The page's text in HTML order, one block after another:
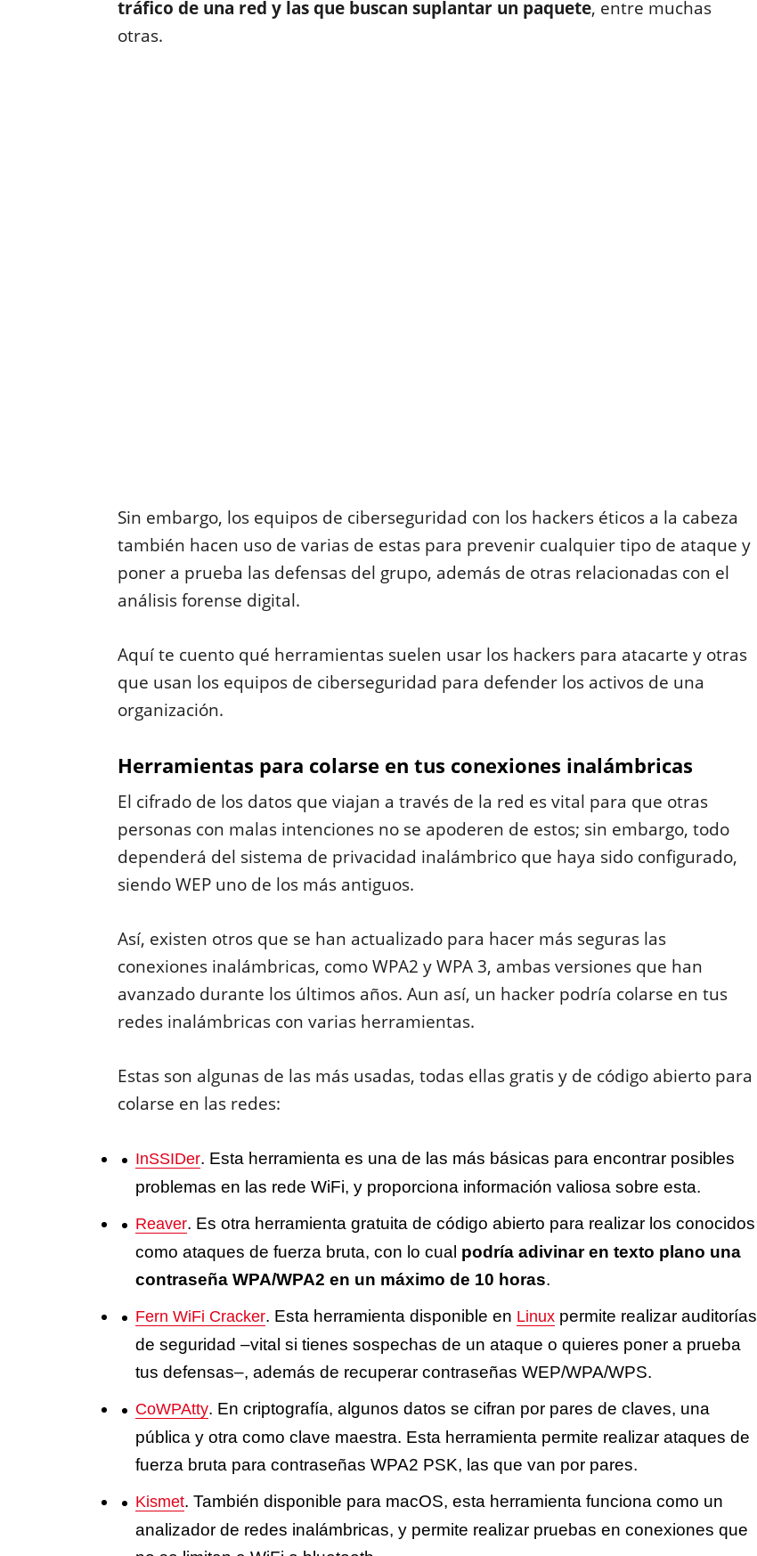
tráfico de una red y las que buscan suplantar un paquete, entre muchas
otras.
Sin embargo, los equipos de ciberseguridad con los hackers éticos a la cabeza
también hacen uso de varias de estas para prevenir cualquier tipo de ataque y
poner a prueba las defensas del grupo, además de otras relacionadas con el
análisis forense digital.
Aquí te cuento qué herramientas suelen usar los hackers para atacarte y otras
que usan los equipos de ciberseguridad para defender los activos de una
organización.
Herramientas para colarse en tus conexiones inalámbricas
El cifrado de los datos que viajan a través de la red es vital para que otras
personas con malas intenciones no se apoderen de estos; sin embargo, todo
dependerá del sistema de privacidad inalámbrico que haya sido configurado,
siendo WEP uno de los más antiguos.
Así, existen otros que se han actualizado para hacer más seguras las
conexiones inalámbricas, como WPA2 y WPA 3, ambas versiones que han
avanzado durante los últimos años. Aun así, un hacker podría colarse en tus
redes inalámbricas con varias herramientas.
Estas son algunas de las más usadas, todas ellas gratis y de código abierto para
colarse en las redes:
InSSIDer. Esta herramienta es una de las más básicas para encontrar posibles
problemas en las rede WiFi, y proporciona información valiosa sobre esta.
Reaver. Es otra herramienta gratuita de código abierto para realizar los conocidos
como ataques de fuerza bruta, con lo cual podría adivinar en texto plano una
contraseña WPA/WPA2 en un máximo de 10 horas.
Fern WiFi Cracker. Esta herramienta disponible en Linuxpermite realizar auditorías
de seguridad –vital si tienes sospechas de un ataque o quieres poner a prueba
tus defensas–, además de recuperar contraseñas WEP/WPA/WPS.
CoWPAtty. En criptografía, algunos datos se cifran por pares de claves, una
pública y otra como clave maestra. Esta herramienta permite realizar ataques de
fuerza bruta para contraseñas WPA2 PSK, las que van por pares.
Kismet. También disponible para macOS, esta herramienta funciona como un
analizador de redes inalámbricas, y permite realizar pruebas en conexiones que